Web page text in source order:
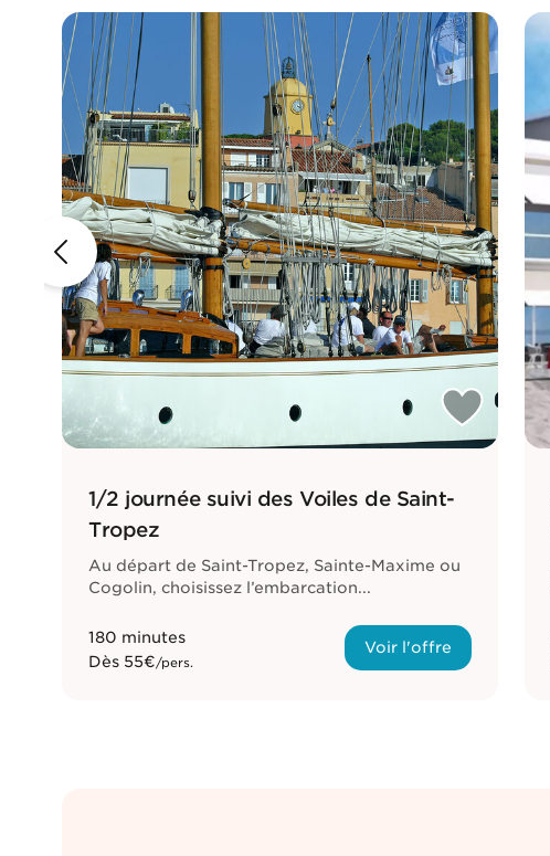
1/2 journée suivi des Voiles de Saint-
Tropez
Au départ de Saint-Tropez, Sainte-Maxime ou
Cogolin, choisissez l’embarcation...
180 minutes
Dès 55€/pers.
Voir l'offre